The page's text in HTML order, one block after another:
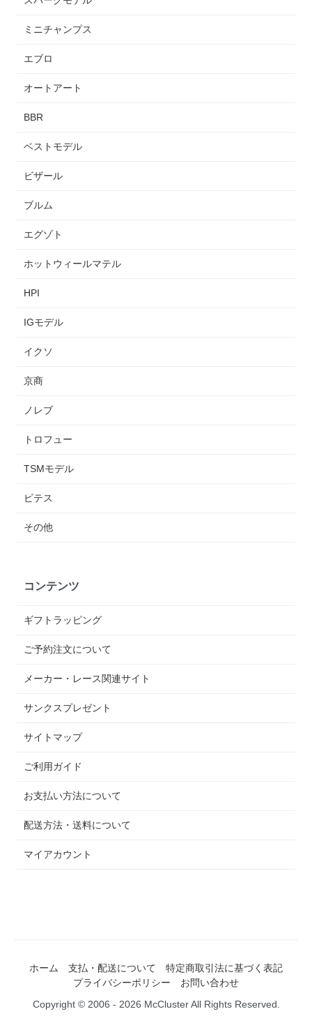
ミニチャンプス
エブロ
オートアート
BBR
ベストモデル
ビザール
ブルム
エグゾト
ホットウィールマテル
HPI
IGモデル
イクソ
京商
ノレブ
トロフュー
TSMモデル
ビテス
その他
コンテンツ
ギフトラッピング
ご予約注文について
メーカー・レース関連サイト
サンクスプレゼント
サイトマップ
ご利用ガイド
お支払い方法について
配送方法・送料について
マイアカウント
ホーム 支払・配送について
特定商取引法に基づく表記
プライバシーポリシー
お問い合わせ
Copyright © 2006 - 2026 McCluster All Rights Reserved.